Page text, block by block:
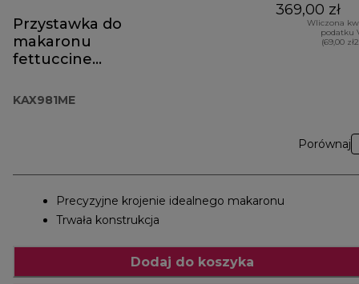
Przystawka do
makaronu
fettuccine
KAX981ME
369,00 zł
Wliczona
podatku
(69,00
Porównaj
Precyzyjne krojenie idealnego makaronu
Trwała konstrukcja
Dodaj do koszyka